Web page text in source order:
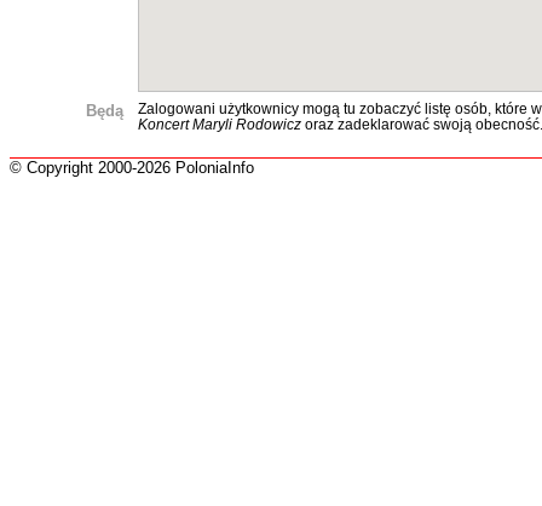
Będą
Zalogowani użytkownicy mogą tu zobaczyć listę osób, które
Koncert Maryli Rodowicz oraz zadeklarować swoją obecność.
© Copyright 2000-2026 PoloniaInfo